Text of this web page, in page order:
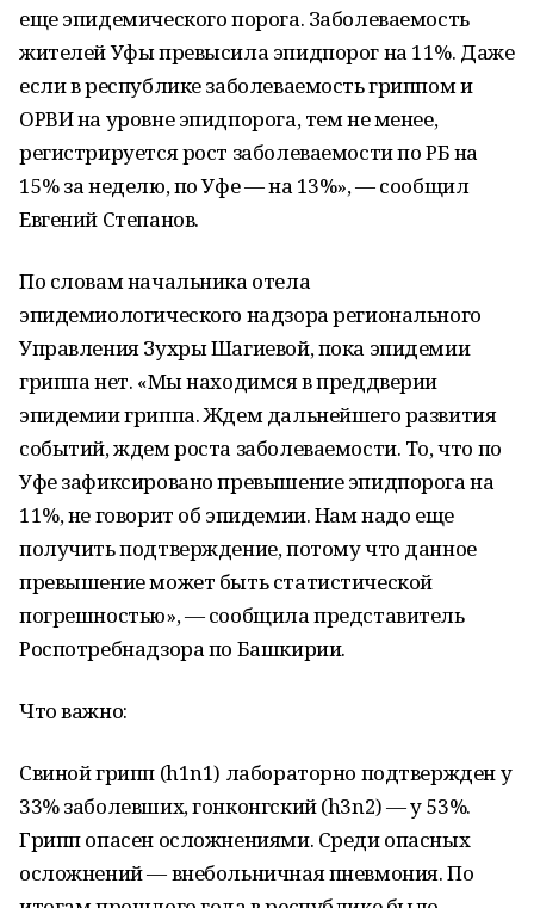
еще эпидемического порога. Заболеваемость
жителей Уфы превысила эпидпорог на 11%. Даже
если в республике заболеваемость гриппом и
ОРВИ на уровне эпидпорога, тем не менее,
регистрируется рост заболеваемости по РБ на
15% за неделю, по Уфе — на 13%», — сообщил
Евгений Степанов.
По словам начальника отела
эпидемиологического надзора регионального
Управления Зухры Шагиевой, пока эпидемии
гриппа нет. «Мы находимся в преддверии
эпидемии гриппа. Ждем дальнейшего развития
событий, ждем роста заболеваемости. То, что по
Уфе зафиксировано превышение эпидпорога на
11%, не говорит об эпидемии. Нам надо еще
получить подтверждение, потому что данное
превышение может быть статистической
погрешностью», — сообщила представитель
Роспотребнадзора по Башкирии.
Что важно:
Свиной грипп (h1n1) лабораторно подтвержден у
33% заболевших, гонконгский (h3n2) — у 53%.
Грипп опасен осложнениями. Среди опасных
осложнений — внебольничная пневмония. По